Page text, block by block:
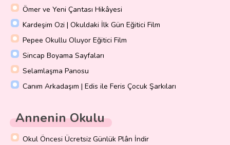
Ömer ve Yeni Çantası Hikâyesi
Kardeşim Ozi | Okuldaki İlk Gün Eğitici Film
Pepee Okullu Oluyor Eğitici Film
Sincap Boyama Sayfaları
Selamlaşma Panosu
Canım Arkadaşım | Edis ile Feris Çocuk Şarkıları
Annenin Okulu
Okul Öncesi Ücretsiz Günlük Plân İndir